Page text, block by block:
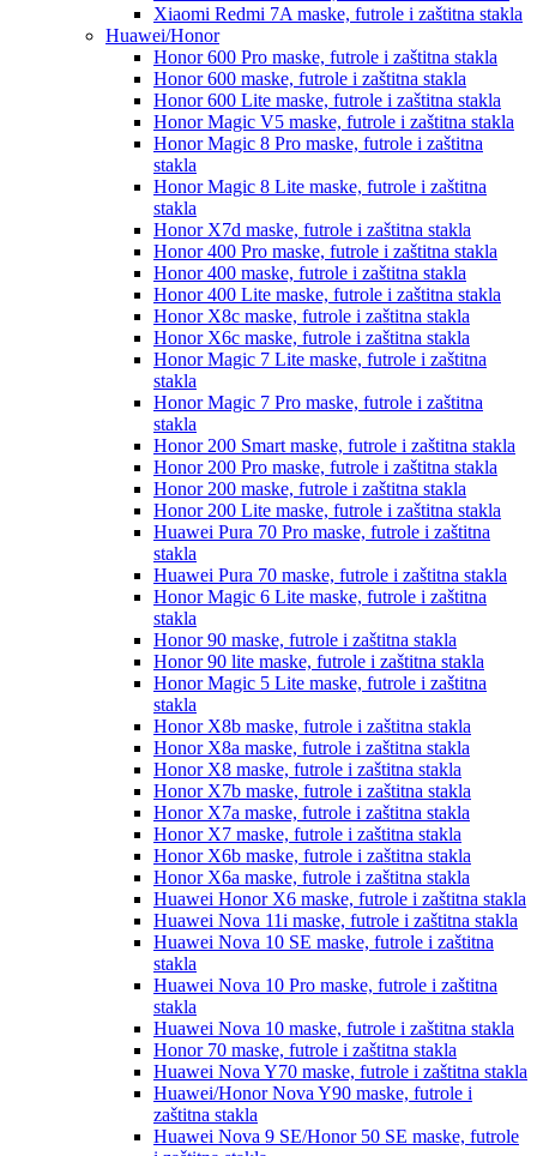
Xiaomi Redmi 7A maske, futrole i zaštitna stakla
Huawei/Honor
Honor 600 Pro maske, futrole i zaštitna stakla
Honor 600 maske, futrole i zaštitna stakla
Honor 600 Lite maske, futrole i zaštitna stakla
Honor Magic V5 maske, futrole i zaštitna stakla
Honor Magic 8 Pro maske, futrole i zaštitna
stakla
Honor Magic 8 Lite maske, futrole i zaštitna
stakla
Honor X7d maske, futrole i zaštitna stakla
Honor 400 Pro maske, futrole i zaštitna stakla
Honor 400 maske, futrole i zaštitna stakla
Honor 400 Lite maske, futrole i zaštitna stakla
Honor X8c maske, futrole i zaštitna stakla
Honor X6c maske, futrole i zaštitna stakla
Honor Magic 7 Lite maske, futrole i zaštitna
stakla
Honor Magic 7 Pro maske, futrole i zaštitna
stakla
Honor 200 Smart maske, futrole i zaštitna stakla
Honor 200 Pro maske, futrole i zaštitna stakla
Honor 200 maske, futrole i zaštitna stakla
Honor 200 Lite maske, futrole i zaštitna stakla
Huawei Pura 70 Pro maske, futrole i zaštitna
stakla
Huawei Pura 70 maske, futrole i zaštitna stakla
Honor Magic 6 Lite maske, futrole i zaštitna
stakla
Honor 90 maske, futrole i zaštitna stakla
Honor 90 lite maske, futrole i zaštitna stakla
Honor Magic 5 Lite maske, futrole i zaštitna
stakla
Honor X8b maske, futrole i zaštitna stakla
Honor X8a maske, futrole i zaštitna stakla
Honor X8 maske, futrole i zaštitna stakla
Honor X7b maske, futrole i zaštitna stakla
Honor X7a maske, futrole i zaštitna stakla
Honor X7 maske, futrole i zaštitna stakla
Honor X6b maske, futrole i zaštitna stakla
Honor X6a maske, futrole i zaštitna stakla
Huawei Honor X6 maske, futrole i zaštitna stakla
Huawei Nova 11i maske, futrole i zaštitna stakla
Huawei Nova 10 SE maske, futrole i zaštitna
stakla
Huawei Nova 10 Pro maske, futrole i zaštitna
stakla
Huawei Nova 10 maske, futrole i zaštitna stakla
Honor 70 maske, futrole i zaštitna stakla
Huawei Nova Y70 maske, futrole i zaštitna stakla
Huawei/Honor Nova Y90 maske, futrole i
zaštitna stakla
Huawei Nova 9 SE/Honor 50 SE maske, futrole